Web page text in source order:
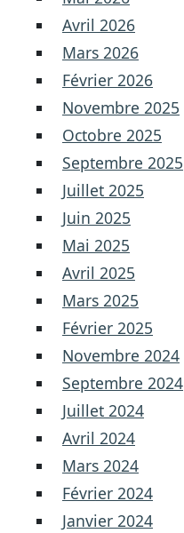
Avril 2026
Mars 2026
Février 2026
Novembre 2025
Octobre 2025
Septembre 2025
Juillet 2025
Juin 2025
Mai 2025
Avril 2025
Mars 2025
Février 2025
Novembre 2024
Septembre 2024
Juillet 2024
Avril 2024
Mars 2024
Février 2024
Janvier 2024